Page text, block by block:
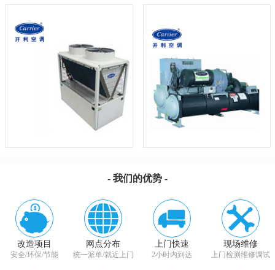
- 我们的优势 -
改造项目
安全/环保/节能
网点分布
统一派单/就近上门
上门快速
2小时内到达
现场维修
上门检测维修调试